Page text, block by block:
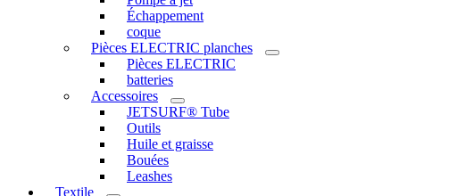
Échappement
coque
Pièces ELECTRIC planches
Pièces ELECTRIC
batteries
Accessoires
JETSURF® Tube
Outils
Huile et graisse
Bouées
Leashes
Textile